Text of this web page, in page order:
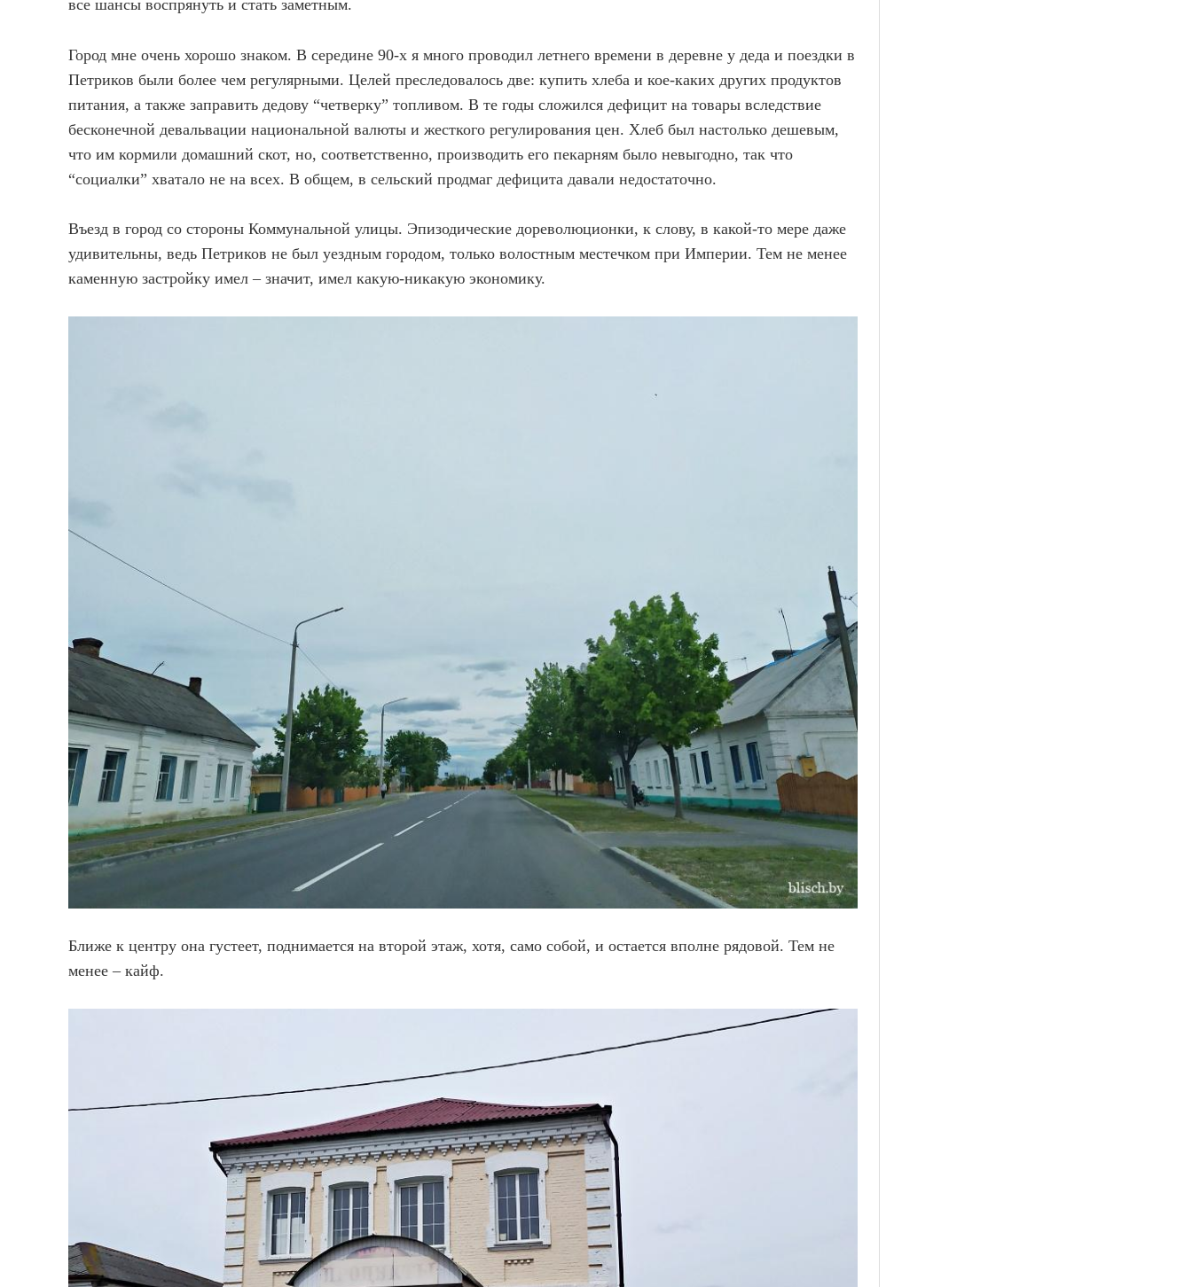
все шансы воспрянуть и стать заметным.
Город мне очень хорошо знаком. В середине 90-х я много проводил летнего времени в деревне у деда и поездки в
Петриков были более чем регулярными. Целей преследовалось две: купить хлеба и кое-каких других продуктов
питания, а также заправить дедову “четверку” топливом. В те годы сложился дефицит на товары вследствие
бесконечной девальвации национальной валюты и жесткого регулирования цен. Хлеб был настолько дешевым,
что им кормили домашний скот, но, соответственно, производить его пекарням было невыгодно, так что
“социалки” хватало не на всех. В общем, в сельский продмаг дефицита давали недостаточно.
Въезд в город со стороны Коммунальной улицы. Эпизодические дореволюционки, к слову, в какой-то мере даже
удивительны, ведь Петриков не был уездным городом, только волостным местечком при Империи. Тем не менее
каменную застройку имел – значит, имел какую-никакую экономику.
Ближе к центру она густеет, поднимается на второй этаж, хотя, само собой, и остается вполне рядовой. Тем не
менее – кайф.